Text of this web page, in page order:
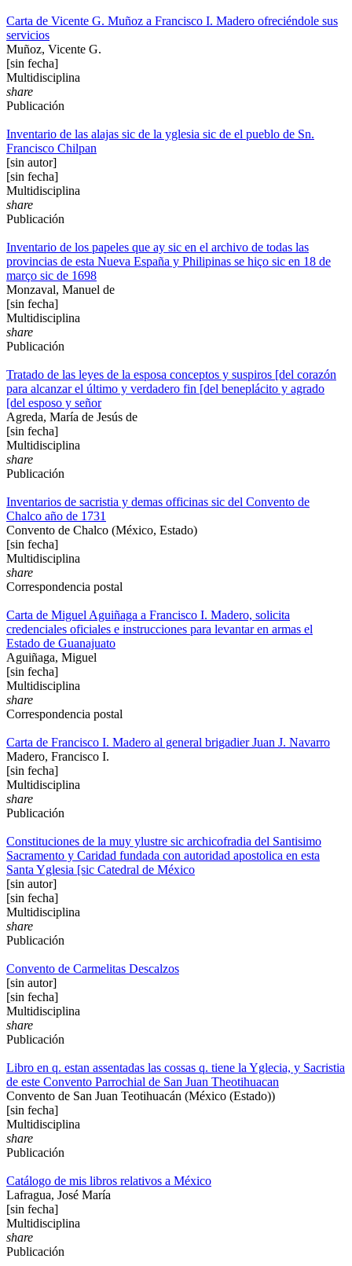
Carta de Vicente G. Muñoz a Francisco I. Madero ofreciéndole sus
servicios
Muñoz, Vicente G.
[sin fecha]
Multidisciplina
share
Publicación
Inventario de las alajas sic de la yglesia sic de el pueblo de Sn.
Francisco Chilpan
[sin autor]
[sin fecha]
Multidisciplina
share
Publicación
Inventario de los papeles que ay sic en el archivo de todas las
provincias de esta Nueva España y Philipinas se hiço sic en 18 de
março sic de 1698
Monzaval, Manuel de
[sin fecha]
Multidisciplina
share
Publicación
Tratado de las leyes de la esposa conceptos y suspiros [del corazón
para alcanzar el último y verdadero fin [del beneplácito y agrado
[del esposo y señor
Agreda, María de Jesús de
[sin fecha]
Multidisciplina
share
Publicación
Inventarios de sacristia y demas officinas sic del Convento de
Chalco año de 1731
Convento de Chalco (México, Estado)
[sin fecha]
Multidisciplina
share
Correspondencia postal
Carta de Miguel Aguiñaga a Francisco I. Madero, solicita
credenciales oficiales e instrucciones para levantar en armas el
Estado de Guanajuato
Aguiñaga, Miguel
[sin fecha]
Multidisciplina
share
Correspondencia postal
Carta de Francisco I. Madero al general brigadier Juan J. Navarro
Madero, Francisco I.
[sin fecha]
Multidisciplina
share
Publicación
Constituciones de la muy ylustre sic archicofradia del Santisimo
Sacramento y Caridad fundada con autoridad apostolica en esta
Santa Yglesia [sic Catedral de México
[sin autor]
[sin fecha]
Multidisciplina
share
Publicación
Convento de Carmelitas Descalzos
[sin autor]
[sin fecha]
Multidisciplina
share
Publicación
Libro en q. estan assentadas las cossas q. tiene la Yglecia, y Sacristia
de este Convento Parrochial de San Juan Theotihuacan
Convento de San Juan Teotihuacán (México (Estado))
[sin fecha]
Multidisciplina
share
Publicación
Catálogo de mis libros relativos a México
Lafragua, José María
[sin fecha]
Multidisciplina
share
Publicación